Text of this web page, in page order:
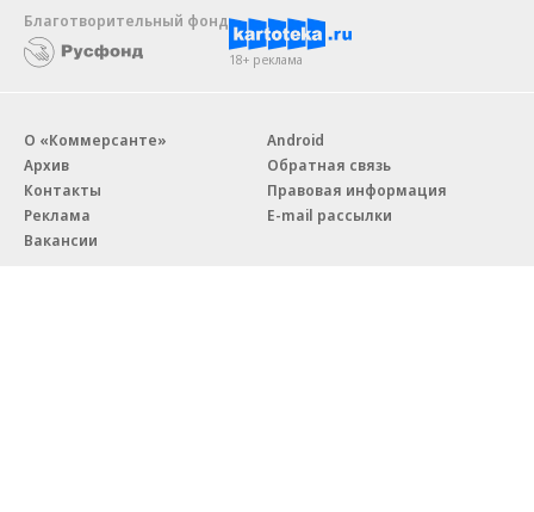
Благотворительный фонд
18+ реклама
О «Коммерсанте»
Архив
Контакты
Реклама
Вакансии
Android
Обратная связь
Правовая информация
E-mail рассылки